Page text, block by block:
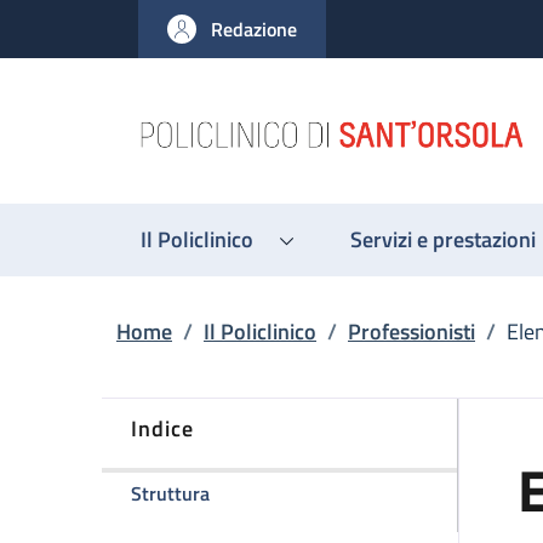
al contenuto principale
to footer content
Redazione
Il Policlinico Servizi e prestazioni
Briciole di pane
Home / Il Policlinico / Professionisti /
Indice
Strutturadella pagina Elena Zardi